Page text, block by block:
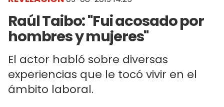
Raúl Taibo: "Fui acosado por
hombres y mujeres"
El actor habló sobre diversas
experiencias que le tocó vivir en el
ámbito laboral.